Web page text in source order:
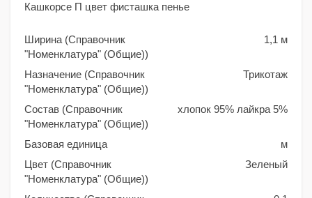
Кашкорсе П цвет фисташка пенье
Ширина (Справочник
"Номенклатура" (Общие))
1,1 м
Назначение (Справочник
"Номенклатура" (Общие))
Трикотаж
Состав (Справочник
"Номенклатура" (Общие))
хлопок 95% лайкра 5%
Базовая единица
м
Цвет (Справочник
"Номенклатура" (Общие))
Зеленый